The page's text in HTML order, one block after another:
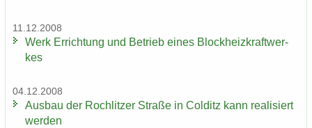
11.12.2008
Werk Er­rich­tung und Be­trieb eines Block­heiz­kraft­wer­
kes
04.12.2008
Aus­bau der Roch­lit­zer Stra­ße in Col­ditz kann rea­li­siert
wer­den